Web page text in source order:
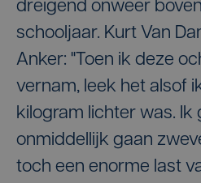
dreigend onweer
schooljaar. Kurt Van
Anker: "Toen ik deze
vernam, leek het alsof
kilogram lichter was. Ik
onmiddellijk gaan
toch een enorme last